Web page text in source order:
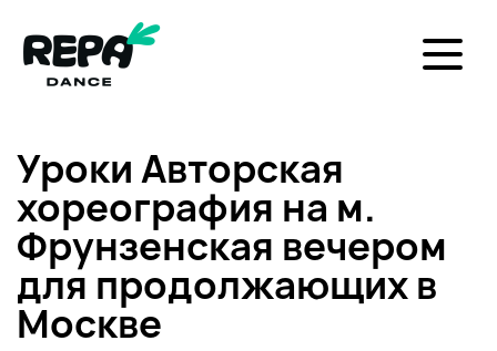
Уроки Авторская
хореография на м.
Фрунзенская вечером
для продолжающих в
Москве